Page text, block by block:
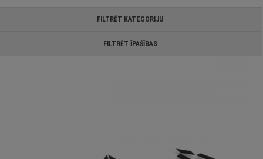
FILTRĒT KATEGORIJU
FILTRĒT ĪPAŠĪBAS